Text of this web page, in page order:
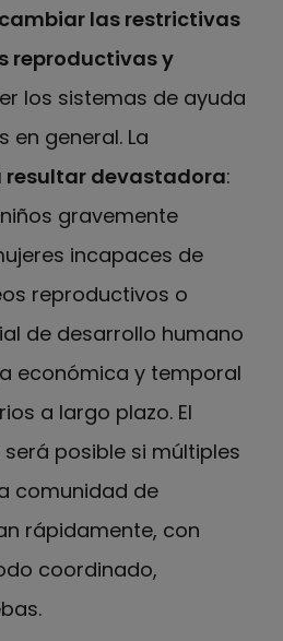
las restrictivas
reproductivas y
los sistemas de ayuda
en general. La
devastadora:
gravemente
incapaces de
reproductivos o
de desarrollo humano
económica y temporal
a largo plazo. El
posible si múltiples
comunidad de
rápidamente, con
coordinado,